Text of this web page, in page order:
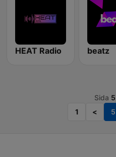
HEAT Radio beatz
Sida 5
1
< 5